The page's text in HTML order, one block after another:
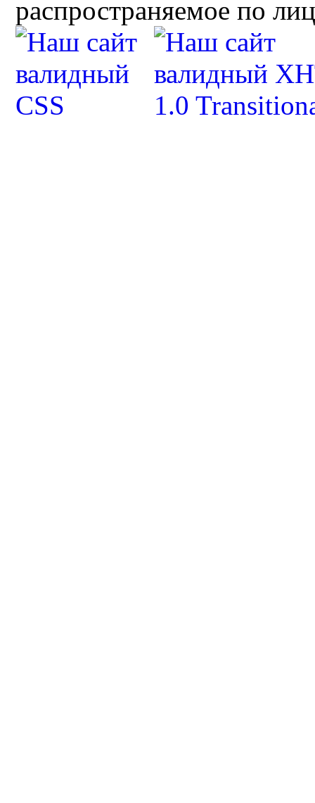
распространяемое по